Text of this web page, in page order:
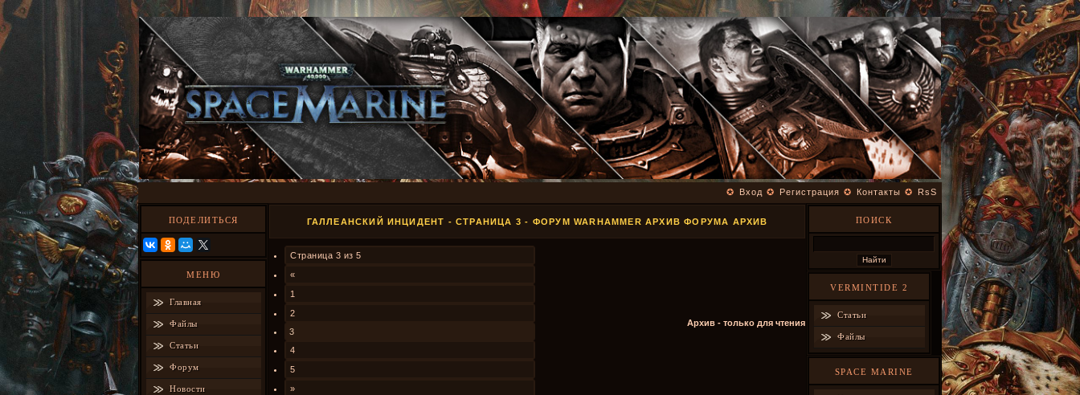
✪ Вход ✪ Регистрация ✪ Контакты ✪ RsS
ПОДЕЛИТЬСЯ
МЕНЮ
Главная
Файлы
Статьи
Форум
Новости
ГАЛЛЕАНСКИЙ ИНЦИДЕНТ - СТРАНИЦА 3 - ФОРУМ WARHAMMER АРХИВ ФОРУМА АРХИВ
Страница 3 из 5
«
1
2
3
4
5
»
Архив - только для чтения
ПОИСК
VERMINTIDE 2
Статьи
Файлы
SPACE MARINE